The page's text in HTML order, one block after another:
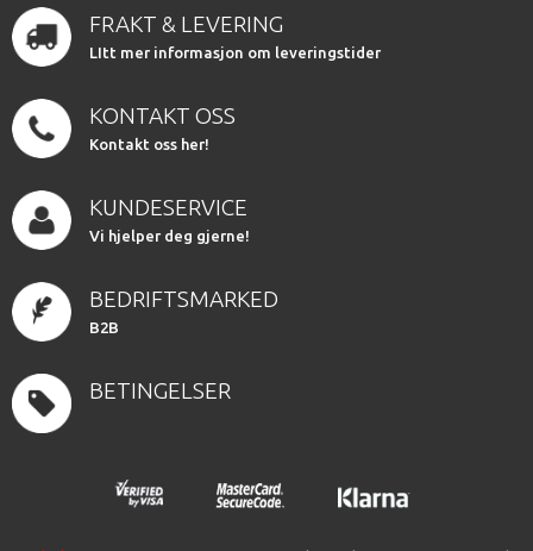
FRAKT & LEVERING
LItt mer informasjon om leveringstider
KONTAKT OSS
Kontakt oss her!
KUNDESERVICE
Vi hjelper deg gjerne!
BEDRIFTSMARKED
B2B
BETINGELSER